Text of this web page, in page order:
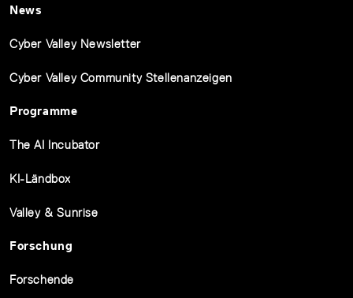
News
Cyber Valley Newsletter
Cyber Valley Community Stellenanzeigen
Programme
The AI Incubator
KI-Ländbox
Valley & Sunrise
Forschung
Forschende